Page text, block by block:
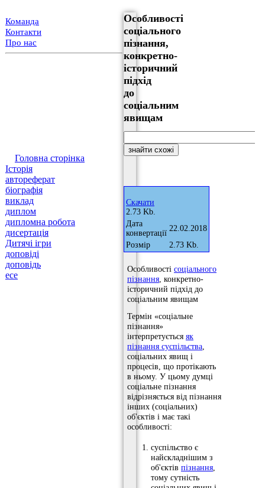
Команда
Контакти
Про нас
Головна сторінка
Історія
автореферат
біографія
виклад
диплом
дипломна робота
дисертація
Дитячі ігри
доповіді
доповідь
есе
Особливості
соціального
пізнання,
конкретно-
історичний
підхід
до
соціальним
явищам
Скачати
2.73 Kb.
Дата
конвертації
22.02.2018
Розмір
2.73 Kb.
Особливості соціального
пізнання , конкретно-
історичний підхід до
соціальним явищам
Термін «соціальне
пізнання»
інтерпретується як
пізнання суспільства
соціальних явищ і
процесів, що протікають
в ньому. У цьому думці
соціальне пізнання
відрізняється від пізнання
інших (соціальних)
об'єктів і має такі
особливості:
суспільство є
найскладнішим з
об'єктів пізнання,
тому сутність